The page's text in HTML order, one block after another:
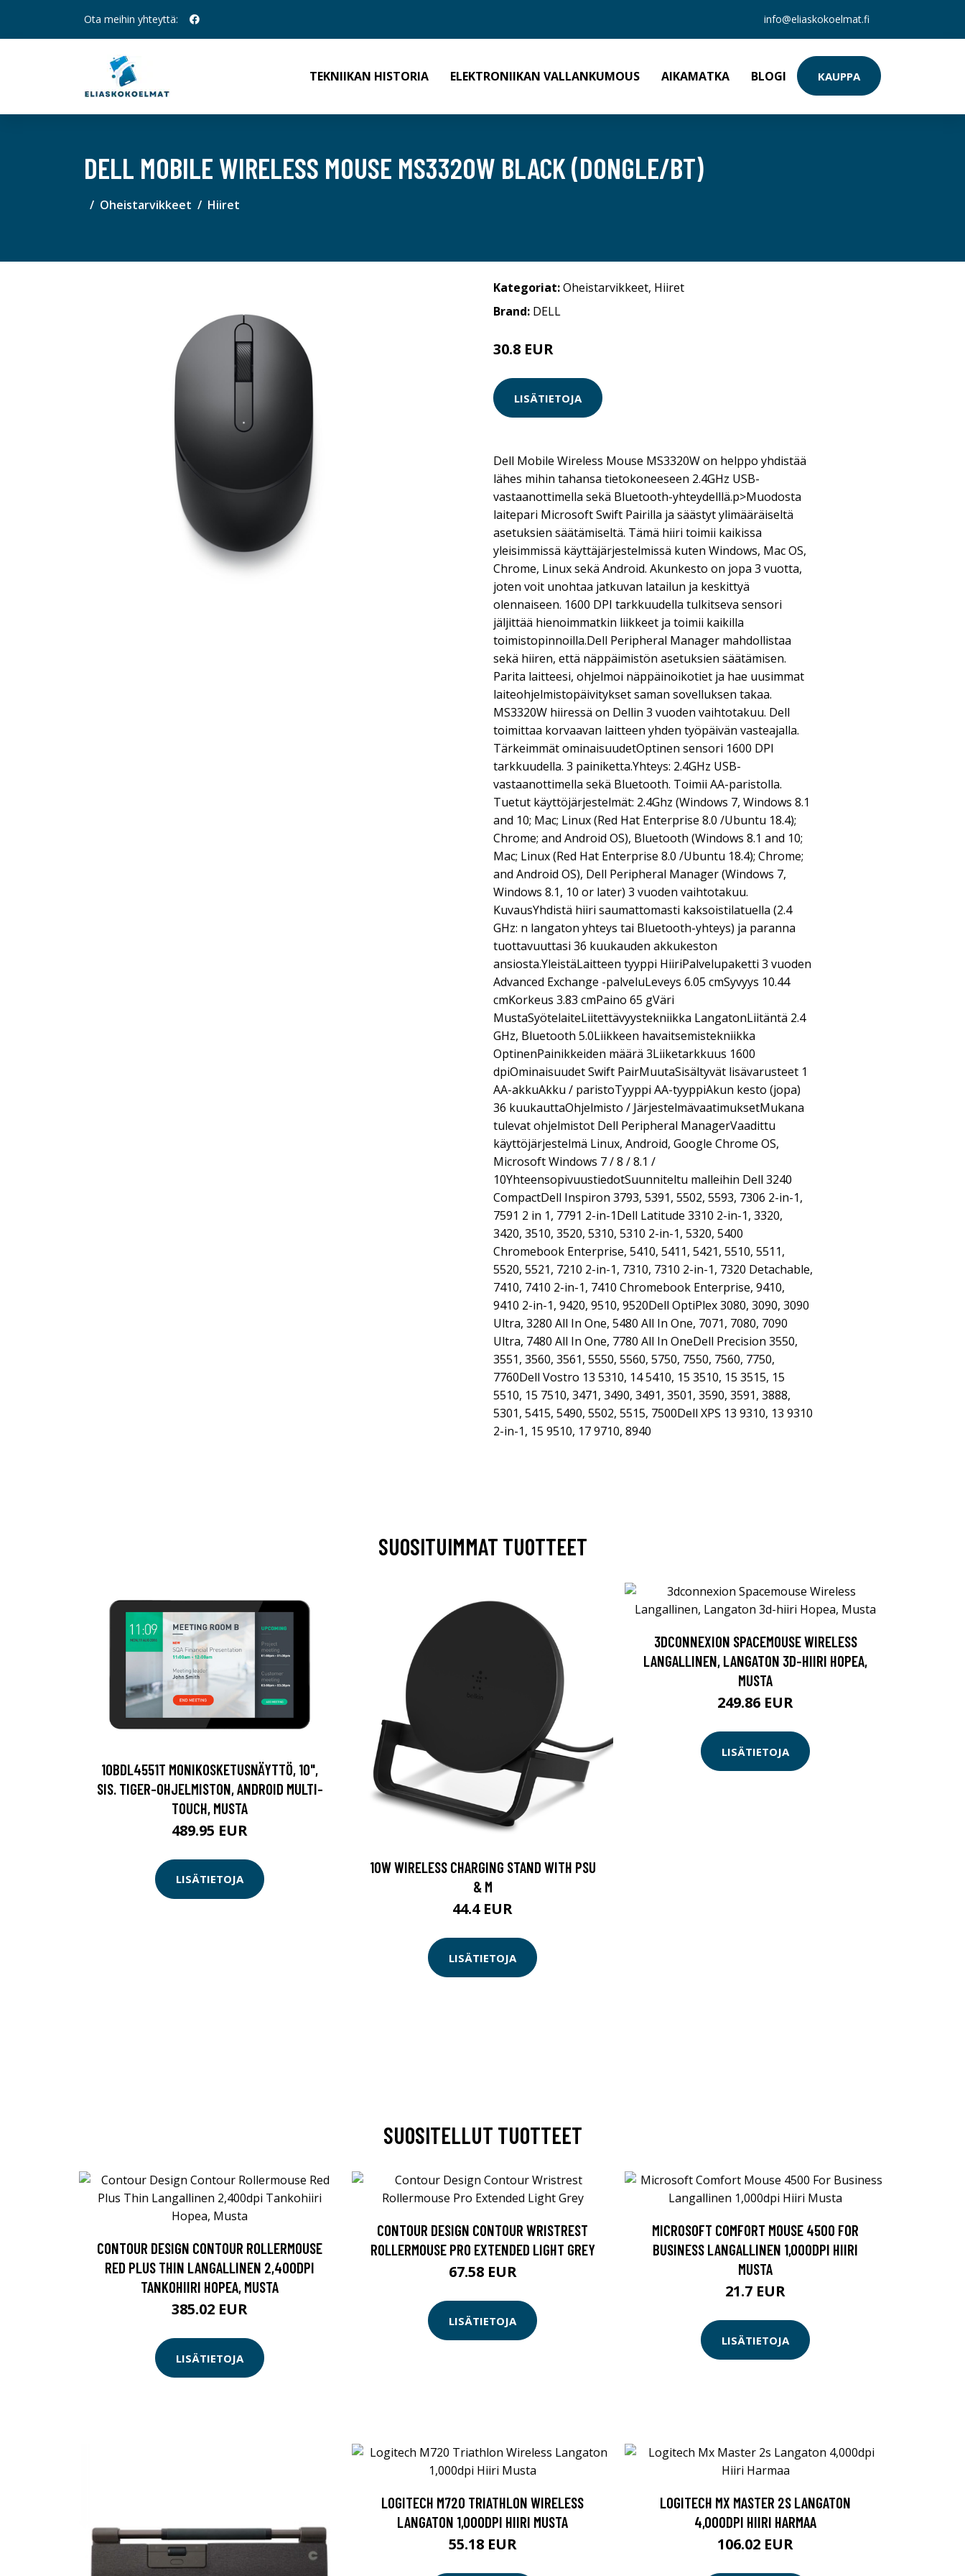
Ota meihin yhteyttä: info@eliaskokoelmat.fi
TEKNIIKAN HISTORIA ELEKTRONIIKAN VALLANKUMOUS AIKAMATKA BLOGI KAUPPA
DELL MOBILE WIRELESS MOUSE MS3320W BLACK (DONGLE/BT)
Oheistarvikkeet Hiiret
Kategoriat:Oheistarvikkeet, Hiiret
Brand: DELL
30.8 EUR
LISÄTIETOJA
Dell Mobile Wireless Mouse MS3320W on helppo yhdistää
lähes mihin tahansa tietokoneeseen 2.4GHz USB-
vastaanottimella sekä Bluetooth-yhteydelllä.p>Muodosta
laitepari Microsoft Swift Pairilla ja säästyt ylimääräiseltä
asetuksien säätämiseltä. Tämä hiiri toimii kaikissa
yleisimmissä käyttäjärjestelmissä kuten Windows, Mac OS,
Chrome, Linux sekä Android. Akunkesto on jopa 3 vuotta,
joten voit unohtaa jatkuvan latailun ja keskittyä
olennaiseen. 1600 DPI tarkkuudella tulkitseva sensori
jäljittää hienoimmatkin liikkeet ja toimii kaikilla
toimistopinnoilla.Dell Peripheral Manager mahdollistaa
sekä hiiren, että näppäimistön asetuksien säätämisen.
Parita laitteesi, ohjelmoi näppäinoikotiet ja hae uusimmat
laiteohjelmistopäivitykset saman sovelluksen takaa.
MS3320W hiiressä on Dellin 3 vuoden vaihtotakuu. Dell
toimittaa korvaavan laitteen yhden työpäivän vasteajalla.
Tärkeimmät ominaisuudetOptinen sensori 1600 DPI
tarkkuudella. 3 painiketta.Yhteys: 2.4GHz USB-
vastaanottimella sekä Bluetooth. Toimii AA-paristolla.
Tuetut käyttöjärjestelmät: 2.4Ghz (Windows 7, Windows 8.1
and 10; Mac; Linux (Red Hat Enterprise 8.0 /Ubuntu 18.4);
Chrome; and Android OS), Bluetooth (Windows 8.1 and 10;
Mac; Linux (Red Hat Enterprise 8.0 /Ubuntu 18.4); Chrome;
and Android OS), Dell Peripheral Manager (Windows 7,
Windows 8.1, 10 or later) 3 vuoden vaihtotakuu.
KuvausYhdistä hiiri saumattomasti kaksoistilatuella (2.4
GHz: n langaton yhteys tai Bluetooth-yhteys) ja paranna
tuottavuuttasi 36 kuukauden akkukeston
ansiosta.YleistäLaitteen tyyppi HiiriPalvelupaketti 3 vuoden
Advanced Exchange -palveluLeveys 6.05 cmSyvyys 10.44
cmKorkeus 3.83 cmPaino 65 gVäri
MustaSyötelaiteLiitettävyystekniikka LangatonLiitäntä 2.4
GHz, Bluetooth 5.0Liikkeen havaitsemistekniikka
OptinenPainikkeiden määrä 3Liiketarkkuus 1600
dpiOminaisuudet Swift PairMuutaSisältyvät lisävarusteet 1
AA-akkuAkku / paristoTyyppi AA-tyyppiAkun kesto (jopa)
36 kuukauttaOhjelmisto / JärjestelmävaatimuksetMukana
tulevat ohjelmistot Dell Peripheral ManagerVaadittu
käyttöjärjestelmä Linux, Android, Google Chrome OS,
Microsoft Windows 7 / 8 / 8.1 /
10YhteensopivuustiedotSuunniteltu malleihin Dell 3240
CompactDell Inspiron 3793, 5391, 5502, 5593, 7306 2-in-1,
7591 2 in 1, 7791 2-in-1Dell Latitude 3310 2-in-1, 3320,
3420, 3510, 3520, 5310, 5310 2-in-1, 5320, 5400
Chromebook Enterprise, 5410, 5411, 5421, 5510, 5511,
5520, 5521, 7210 2-in-1, 7310, 7310 2-in-1, 7320 Detachable,
7410, 7410 2-in-1, 7410 Chromebook Enterprise, 9410,
9410 2-in-1, 9420, 9510, 9520Dell OptiPlex 3080, 3090, 3090
Ultra, 3280 All In One, 5480 All In One, 7071, 7080, 7090
Ultra, 7480 All In One, 7780 All In OneDell Precision 3550,
3551, 3560, 3561, 5550, 5560, 5750, 7550, 7560, 7750,
7760Dell Vostro 13 5310, 14 5410, 15 3510, 15 3515, 15
5510, 15 7510, 3471, 3490, 3491, 3501, 3590, 3591, 3888,
5301, 5415, 5490, 5502, 5515, 7500Dell XPS 13 9310, 13 9310
2-in-1, 15 9510, 17 9710, 8940
SUOSITUIMMAT TUOTTEET
10BDL4551T MONIKOSKETUSNÄYTTÖ, 10",
SIS. TIGER-OHJELMISTON, ANDROID MULTI-
TOUCH, MUSTA
489.95 EUR
LISÄTIETOJA
10W WIRELESS CHARGING STAND WITH PSU
& M
44.4 EUR
LISÄTIETOJA
3DCONNEXION SPACEMOUSE WIRELESS
LANGALLINEN, LANGATON 3D-HIIRI HOPEA,
MUSTA
249.86 EUR
LISÄTIETOJA
SUOSITELLUT TUOTTEET
CONTOUR DESIGN CONTOUR ROLLERMOUSE
RED PLUS THIN LANGALLINEN 2,400DPI
TANKOHIIRI HOPEA, MUSTA
385.02 EUR
LISÄTIETOJA
CONTOUR DESIGN CONTOUR WRISTREST
ROLLERMOUSE PRO EXTENDED LIGHT GREY
67.58 EUR
LISÄTIETOJA
MICROSOFT COMFORT MOUSE 4500 FOR
BUSINESS LANGALLINEN 1,000DPI HIIRI
MUSTA
21.7 EUR
LISÄTIETOJA
LOGITECH M720 TRIATHLON WIRELESS
LANGATON 1,000DPI HIIRI MUSTA
55.18 EUR
LOGITECH MX MASTER 2S LANGATON
4,000DPI HIIRI HARMAA
106.02 EUR